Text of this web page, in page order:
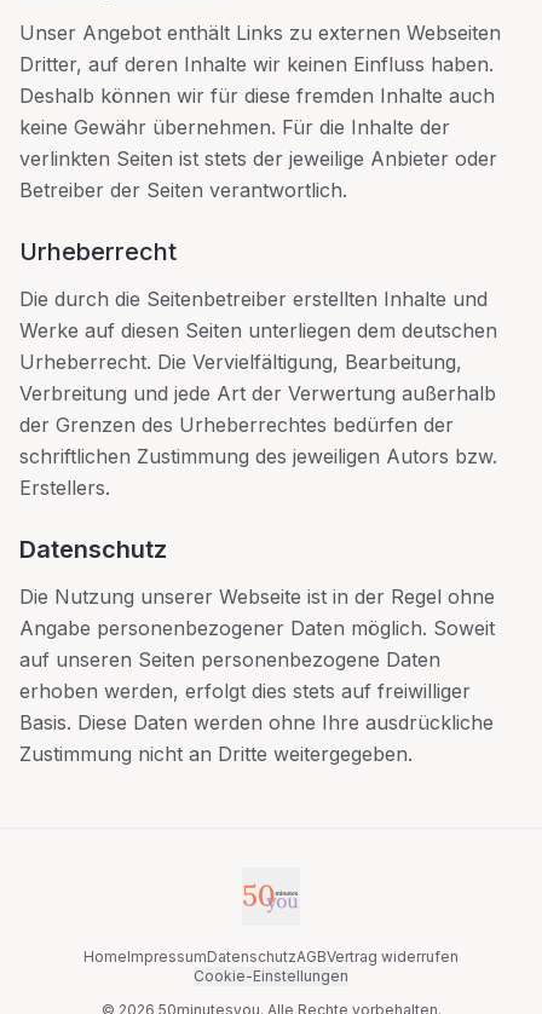
Unser Angebot enthält Links zu externen Webseiten
Dritter, auf deren Inhalte wir keinen Einfluss haben.
Deshalb können wir für diese fremden Inhalte auch
keine Gewähr übernehmen. Für die Inhalte der
verlinkten Seiten ist stets der jeweilige Anbieter oder
Betreiber der Seiten verantwortlich.
Urheberrecht
Die durch die Seitenbetreiber erstellten Inhalte und
Werke auf diesen Seiten unterliegen dem deutschen
Urheberrecht. Die Vervielfältigung, Bearbeitung,
Verbreitung und jede Art der Verwertung außerhalb
der Grenzen des Urheberrechtes bedürfen der
schriftlichen Zustimmung des jeweiligen Autors bzw.
Erstellers.
Datenschutz
Die Nutzung unserer Webseite ist in der Regel ohne
Angabe personenbezogener Daten möglich. Soweit
auf unseren Seiten personenbezogene Daten
erhoben werden, erfolgt dies stets auf freiwilliger
Basis. Diese Daten werden ohne Ihre ausdrückliche
Zustimmung nicht an Dritte weitergegeben.
HomeImpressumDatenschutzAGBVertrag widerrufen
Cookie-Einstellungen
© 2026 50minutesyou. Alle Rechte vorbehalten.